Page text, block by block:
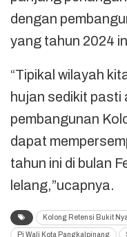
dengan
yang tahun 2024
“Tipikal wilayah
hujan sedikit pasti
pembangunan
dapat
tahun ini di bulan
lelang,”ucapnya.
Kolong Retensi Bukit
Pj Wali Kota Pangkalpinang